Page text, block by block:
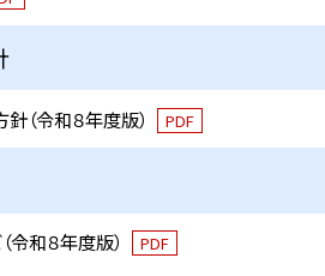
（令和８年度版） PDF
令和８年度版） PDF